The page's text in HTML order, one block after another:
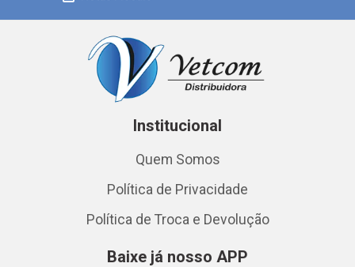
Institucional
Quem Somos
Política de Privacidade
Política de Troca e Devolução
Baixe já nosso APP